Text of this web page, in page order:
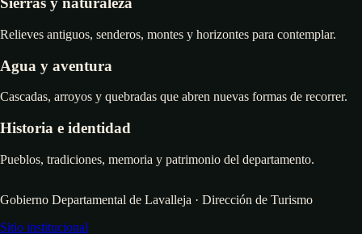
Relieves antiguos, senderos, montes y horizontes para contemplar.
Agua y aventura
Cascadas, arroyos y quebradas que abren nuevas formas de recorrer.
Historia e identidad
Pueblos, tradiciones, memoria y patrimonio del departamento.
Gobierno Departamental de Lavalleja · Dirección de Turismo
Sitio institucional